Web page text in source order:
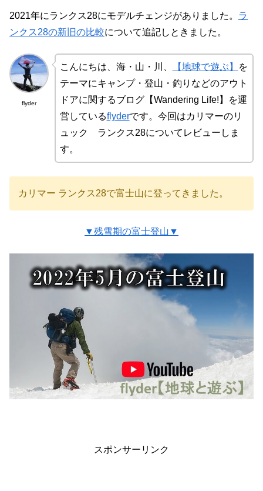
2021年にランクス28にモデルチェンジがありました。 ラ
ンクス28の新旧の比較について追記しときました。
flyder
こんにちは、海・山・川、 【地球で遊ぶ】
を
テーマにキャンプ・登山・釣りなどのアウト
ドアに関するブログ【Wandering Life!】を運
営しているflyderです。今回はカリマーのリ
ュック ランクス28についてレビューしま
す。
カリマー ランクス28で富士山に登ってきました。
▼残雪期の富士登山▼
スポンサーリンク